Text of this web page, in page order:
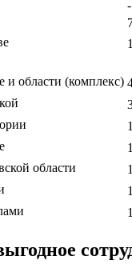
-
и области (комплекс)
области